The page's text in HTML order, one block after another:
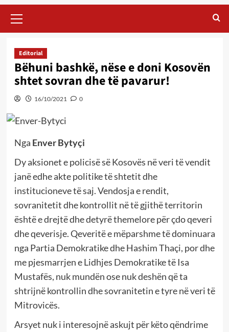
Menu
Editorial
Bëhuni bashkë, nëse e doni Kosovën
shtet sovran dhe të pavarur!
16/10/2021 0
Nga Enver Bytyçi
Dy aksionet e policisë së Kosovës në veri të vendit
janë edhe akte politike të shtetit dhe
institucioneve të saj. Vendosja e rendit,
sovranitetit dhe kontrollit në të gjithë territorin
është e drejtë dhe detyrë themelore për çdo qeveri
dhe qeverisje. Qeveritë e mëparshme të dominuara
nga Partia Demokratike dhe Hashim Thaçi, por dhe
me pjesmarrjen e Lidhjes Demokratike të Isa
Mustafës, nuk mundën ose nuk deshën që ta
shtrijnë kontrollin dhe sovranitetin e tyre në veri të
Mitrovicës.
Arsyet nuk i interesojnë askujt për këto qëndrime